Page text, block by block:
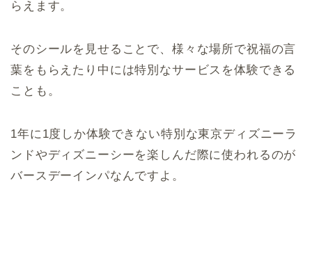
らえます。
そのシールを見せることで、様々な場所で祝福の言
葉をもらえたり中には特別なサービスを体験できる
ことも。
1年に1度しか体験できない特別な東京ディズニーラ
ンドやディズニーシーを楽しんだ際に使われるのが
バースデーインパなんですよ。